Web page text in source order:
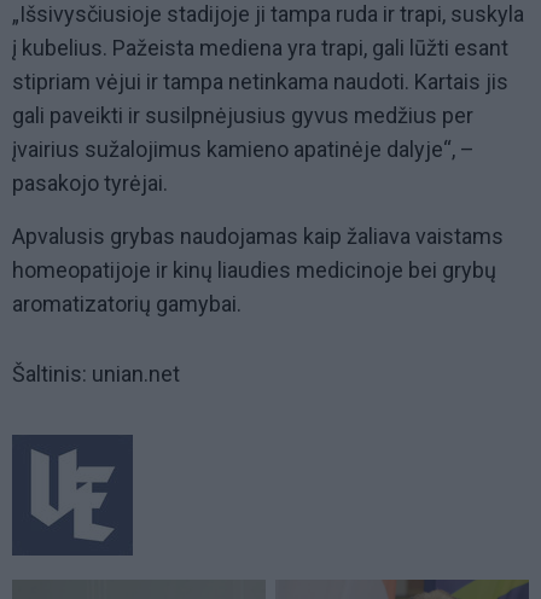
„Išsivysčiusioje stadijoje ji tampa ruda ir trapi, suskyla
į kubelius. Pažeista mediena yra trapi, gali lūžti esant
stipriam vėjui ir tampa netinkama naudoti. Kartais jis
gali paveikti ir susilpnėjusius gyvus medžius per
įvairius sužalojimus kamieno apatinėje dalyje“, –
pasakojo tyrėjai.
Apvalusis grybas naudojamas kaip žaliava vaistams
homeopatijoje ir kinų liaudies medicinoje bei grybų
aromatizatorių gamybai.
Šaltinis: unian.net